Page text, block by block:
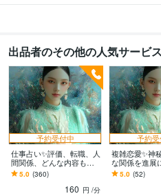
出品者のその他の人気サービス
予約受付中
仕事占い✨評価、転職、人
間関係、どんな内容も視
ます キャリアのお悩みを
高次の視点から読み解く
深層リーディング✨
5.0 (360)
160 円 /分
予約
複雑恋愛✨神
な関係を進展
あの人が秘め
なたへの想い
5.0 (52)